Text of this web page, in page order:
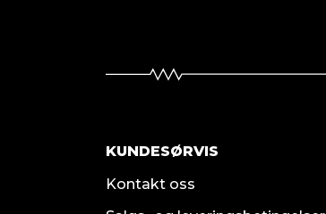
KUNDESØRVIS
Kontakt oss